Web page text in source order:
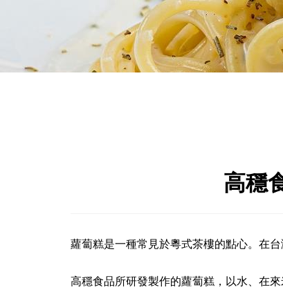
高穩
蘿蔔糕是一種常見於粵式茶樓的點心。在
高穩食品所研發製作的蘿蔔糕，以水、在